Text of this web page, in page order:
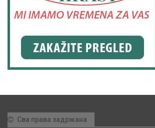
Сва права задржана